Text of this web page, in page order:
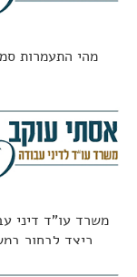
מהי התעמרות
משרד עו"ד דיני
כיצד לבחור